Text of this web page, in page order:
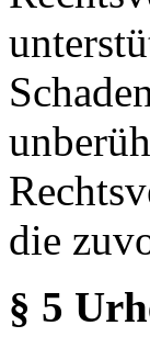
die
§ 5